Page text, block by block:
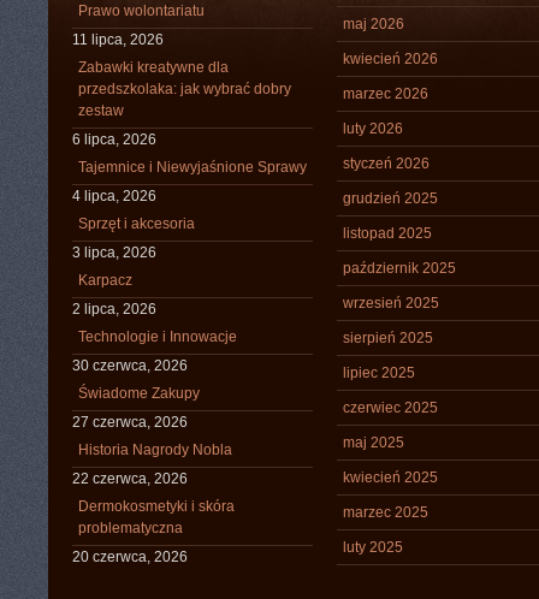
Prawo wolontariatu
11 lipca, 2026
Zabawki kreatywne dla
przedszkolaka: jak wybrać dobry
zestaw
6 lipca, 2026
Tajemnice i Niewyjaśnione Sprawy
4 lipca, 2026
Sprzęt i akcesoria
3 lipca, 2026
Karpacz
2 lipca, 2026
Technologie i Innowacje
30 czerwca, 2026
Świadome Zakupy
27 czerwca, 2026
Historia Nagrody Nobla
22 czerwca, 2026
Dermokosmetyki i skóra
problematyczna
20 czerwca, 2026
maj 2026
kwiecień 2026
marzec 2026
luty 2026
styczeń 2026
grudzień 2025
listopad 2025
październik 2025
wrzesień 2025
sierpień 2025
lipiec 2025
czerwiec 2025
maj 2025
kwiecień 2025
marzec 2025
luty 2025